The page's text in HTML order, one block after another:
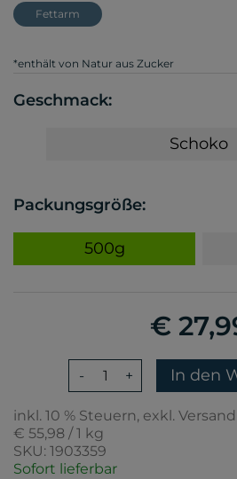
Fettarm
*enthält von Natur aus Zucker
Geschmack:
Schoko
Packungsgröße:
500g
€
- + In den
inkl. 10 % Steuern, exkl.
€ 55,98 / 1 kg
SKU: 1903359
Sofort lieferbar